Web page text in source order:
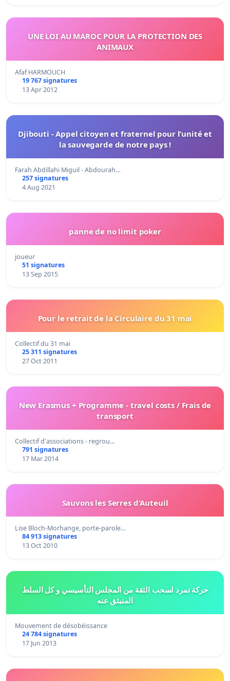
UNE LOI AU MAROC POUR LA PROTECTION DES
ANIMAUX
Afaf HARMOUCH
19 767 signatures
13 Apr 2012
Djibouti - Appel citoyen et fraternel pour l’unité et
la sauvegarde de notre pays !
Farah Abdillahi Miguil - Abdourah…
257 signatures
4 Aug 2021
panne de no limit poker
joueur
51 signatures
13 Sep 2015
Pour le retrait de la Circulaire du 31 mai
Collectif du 31 mai
25 311 signatures
27 Oct 2011
New Erasmus + Programme - travel costs / Frais de
transport
Collectif d'associations - regrou…
791 signatures
17 Mar 2014
Sauvons les Serres d'Auteuil
Lise Bloch-Morhange, porte-parole…
84 913 signatures
13 Oct 2010
حركة تمرد لسحب الثقة من المجلس التأسيسي و كل السلط
المنبثق عنه
Mouvement de désobéissance
24 784 signatures
17 Jun 2013